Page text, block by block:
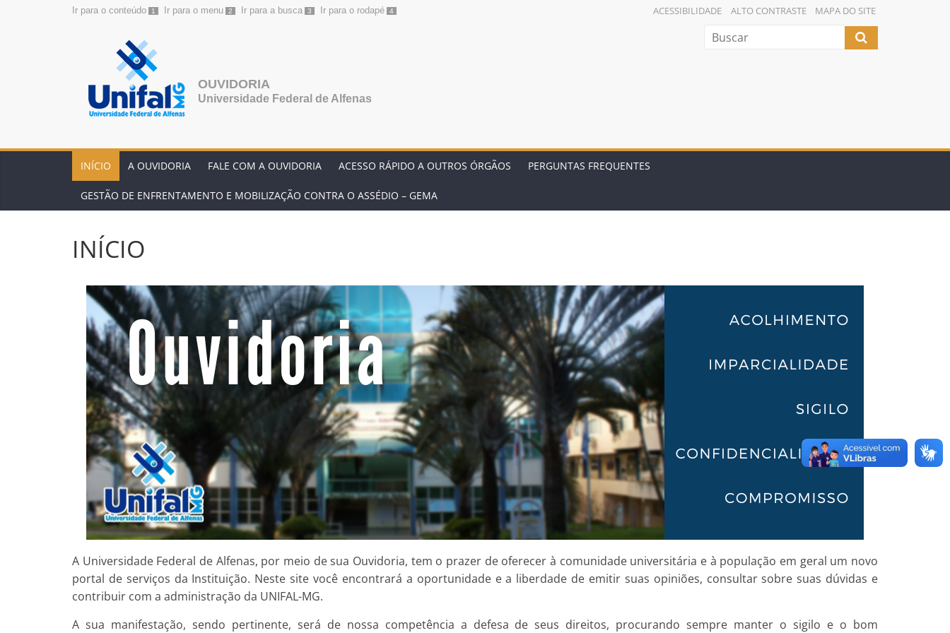
Ir para o conteúdo 1 Ir para o menu 2 Ir para a busca 3 Ir para o rodapé 4 ACESSIBILIDADE ALTO CONTRASTE MAPA DO SITE
OUVIDORIA
Universidade Federal de Alfenas
INÍCIO A OUVIDORIA FALE COM A OUVIDORIA ACESSO RÁPIDO A OUTROS ÓRGÃOS PERGUNTAS FREQUENTES
GESTÃO DE ENFRENTAMENTO E MOBILIZAÇÃO CONTRA O ASSÉDIO – GEMA
INÍCIO
A Universidade Federal de Alfenas, por meio de sua Ouvidoria, tem o prazer de oferecer à comunidade universitária e à população em geral um novo
portal de serviços da Instituição. Neste site você encontrará a oportunidade e a liberdade de emitir suas opiniões, consultar sobre suas dúvidas e
contribuir com a administração da UNIFAL-MG.
A sua manifestação, sendo pertinente, será de nossa competência a defesa de seus direitos, procurando sempre manter o sigilo e o bom